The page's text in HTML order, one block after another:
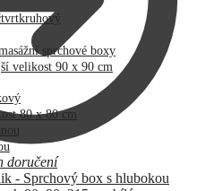
73
990,00 Kč.
60
890,00 Kč.
sprchové boxy
velikost 90 x 90 cm
80 x 80 cm
doručení